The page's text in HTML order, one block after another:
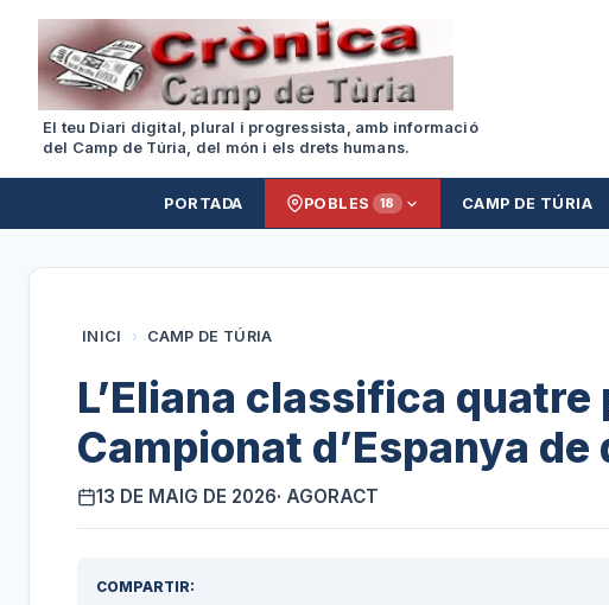
El teu Diari digital, plural i progressista, amb informació
del Camp de Túria, del món i els drets humans.
PORTADA POBLES 18 CAMP DE TÚRIA
INICI › CAMP DE TÚRIA
L’Eliana classifica
Campionat d’Espanya de
13 DE MAIG DE 2026· AGORACT
COMPARTIR: